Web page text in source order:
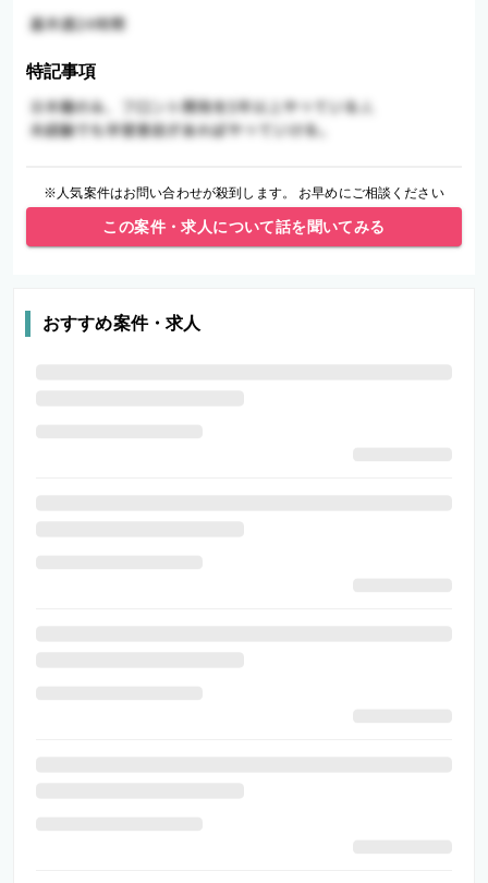
特記事項
※人気案件はお問い合わせが殺到します。 お早めにご相談ください
この案件・求人について話を聞いてみる
おすすめ案件・求人